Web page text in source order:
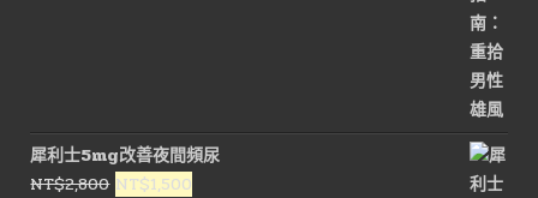
犀利士5mg改善夜間頻尿
NT$2,800 原
NT$1,500